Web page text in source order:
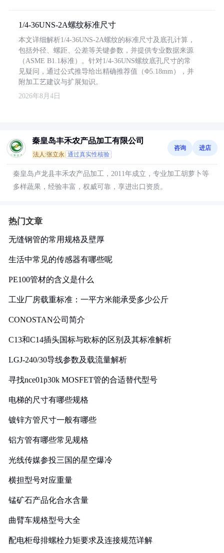
1/4-36UNS-2A螺纹标准尺寸
本文详细解析1/4-36UNS-2A螺纹的标准尺寸及底孔计算，
包括外径、螺距、公差等关键参数，并提供专业数据来源
（ASME B1.1标准）。针对1/4-36UNS螺纹底孔尺寸的常
见疑问，通过公式推导给出精确推荐值（Φ5.18mm），并
附加工艺建议与扩展知识。
2026年8月4日
秦皇岛丰禾农产品加工有限公司
法人:张立永 通过真实性核验
咨询 进店
秦皇岛卢龙县丰禾农产品加工，2011年成立，专业加工胡萝卜等
多样蔬果，经验丰富，权威可靠，享进出口资质。
热门文章
无缝钢管的常用规格及壁厚
生活中常见的传感器有哪些呢
PE100管材的含义是什么
工业厂房载重标准：一平方米能承受多少公斤
CONOSTAN公司简介
C13和C14插头国标与欧标的区别及其标准解析
LGJ-240/30导线参数及载流量解析
寻找nce01p30k MOSFET管的合适替代型号
电梯的尺寸有哪些规格
镀锌方管尺寸一般有哪些
铝方管有哪些常见规格
光线传媒参投三国的星空爆冷
横担型号对应重量
锰矿石产品化合水含量
曲臂车规格型号大全
配电柜母排螺栓力矩要求及连接规范详解